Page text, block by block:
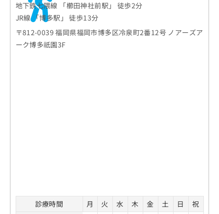
地下鉄七隈線 「櫛田神社前駅」 徒歩2分
JR線 「博多駅」 徒歩13分
〒812-0039 福岡県福岡市博多区冷泉町2番12号 ノアーズア
ーク博多祇園3F
診療時間 月 火 水 木 金 土 日
祝